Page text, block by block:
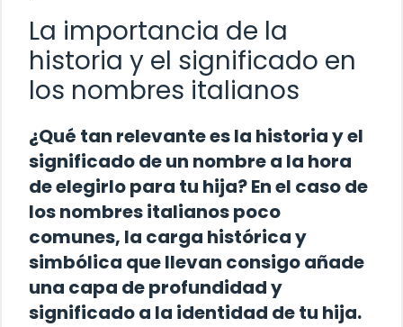
La importancia de la
historia y el significado en
los nombres italianos
¿Qué tan relevante es la historia y el
significado de un nombre a la hora
de elegirlo para tu hija? En el caso de
los nombres italianos poco
comunes, la carga histórica y
simbólica que llevan consigo añade
una capa de profundidad y
significado a la identidad de tu hija.